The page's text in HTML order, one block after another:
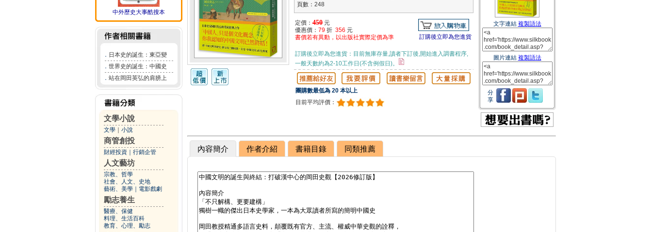
中外歷史大事酷搜本
． 日本史的誕生：東亞變
． 世界史的誕生：中國史
． 站在岡田英弘的肩膀上
文學小說
文學 小說
商管創投
財經投資 行銷企管
人文藝坊
宗教、哲學
社會、人文、史地
藝術、美學
電影戲劇
勵志養生
醫療、保健
料理、生活百科
教育、心理、勵志
頁數：248
定價： 450 元
優惠價： 79 折 356 元
書價若有異動，以出版社實際定價為準
訂購後立即為您進貨
訂購後立即為您進貨：目前無庫存量,讀者下訂後,開始進入調書程序,
一般天數約為2-10工作日(不含例假日)。
團購數最低為 20 本以上
目前平均評價：
文字連結 複製語法
圖片連結 複製語法
分
享
內容簡介 作者介紹 書籍目錄 同類推薦